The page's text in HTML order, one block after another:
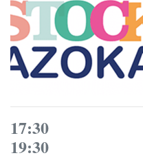
17:30
19:30